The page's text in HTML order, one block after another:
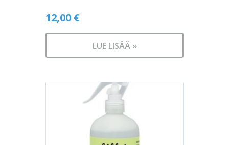
12,00 €
LUE LISÄÄ »